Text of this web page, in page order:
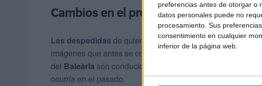
preferencias antes de otorgar o
datos personales puede no
procesamiento. Sus
consentimiento en cualquier
inferior de la página web.
Cambios en el protocolo y solicitudes
Las despedidas de quienes parten se realizan ahoraen
imágenes que antes se concentraban en el puerto. Los
del Baleària son conducidos directamente por la
ocurría en el pasado.